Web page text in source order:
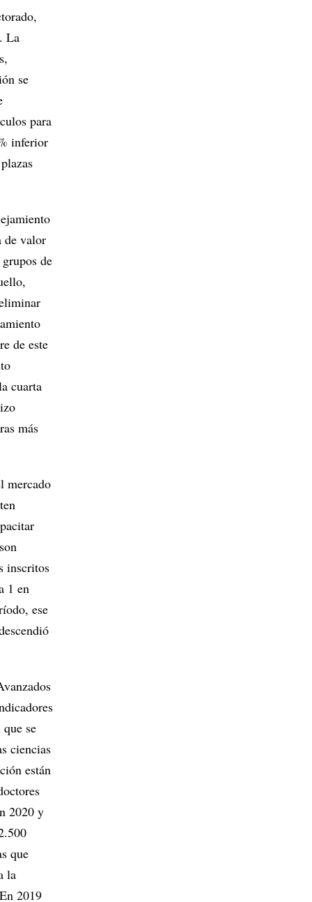
La
se
para
inferior
de valor
de
de este
cuarta
más
mercado
inscritos
1 en
ese
se
ciencias
están
2020 y
que
la
2019